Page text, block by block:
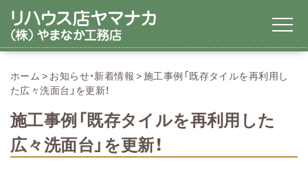
ホーム お知らせ・新着情報
施工事例「既存タイルを再利用し
た広々洗面台」を更新！
施工事例「既存タイルを再利用した
広々洗面台」を更新！